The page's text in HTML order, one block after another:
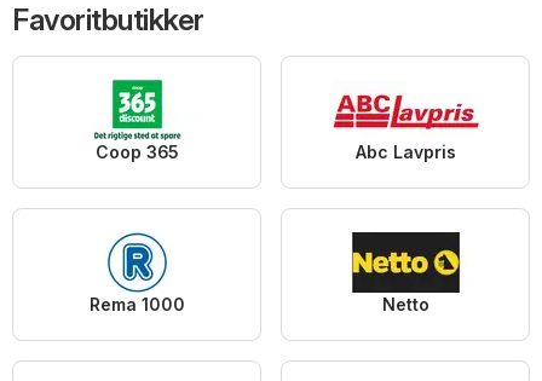
Favoritbutikker
Coop 365 Abc Lavpris
Rema 1000 Netto